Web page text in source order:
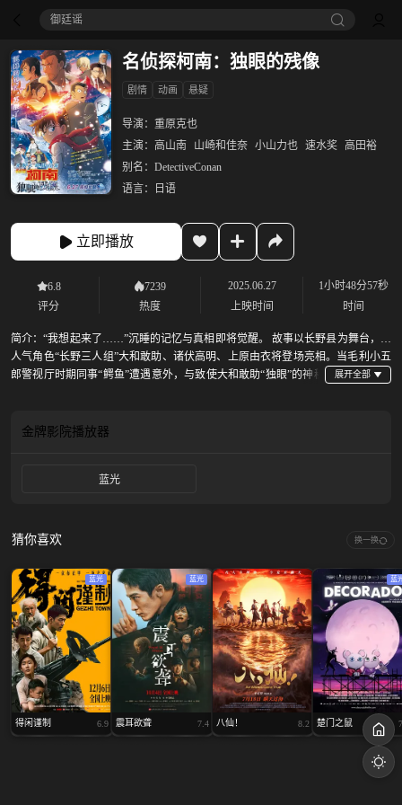
御廷谣‎
名侦探柯南：独眼的残像
剧情 动画 悬疑
导演： 重原克也
主演： 高山南 山崎和佳奈 小山力也 速水奖
高田裕
别名： DetectiveConan
语言：
日语
立即播放
6.8
评分
7239
热度
2025.06.27
上映时间
1小时48分57秒
时间
简介：“我想起来了……”沉睡的记忆与真相即将觉醒。 故事以长野县为舞台，高
人气角色“长野三人组”大和敢助、诸伏高明、上原由衣将登场亮相。当毛利小五
郎警视厅时期同事“鳄鱼”遭遇意外，与致使大和敢助“独眼”的神秘
亲手揭开掩埋于雪山之下的秘密与真相……
金牌影院播放器
蓝光
猜你喜欢 换一换
蓝光
得闲谨制 6.9
蓝光
震耳欲聋 7.4 八仙！ 8.2
蓝
楚门之鼠